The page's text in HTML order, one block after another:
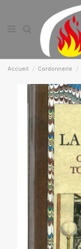
Accueil Cordonnerie